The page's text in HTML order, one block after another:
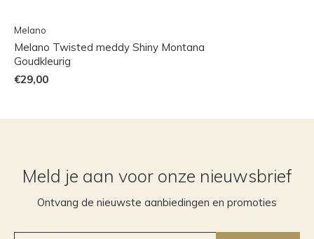
Melano
Melano Twisted meddy Shiny Montana
Goudkleurig
€29,00
Meld je aan voor onze nieuwsbrief
Ontvang de nieuwste aanbiedingen en promoties